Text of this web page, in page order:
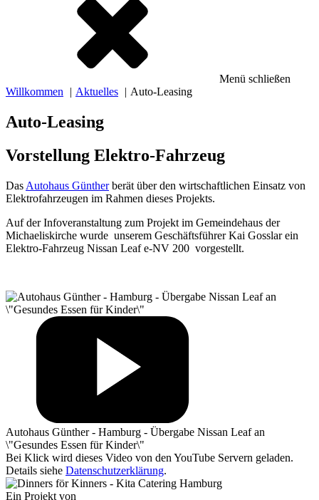
Menü schließen
Willkommen
Aktuelles Auto-Leasing
Auto-Leasing
Vorstellung Elektro-Fahrzeug
Das Autohaus Güntherberät über den wirtschaftlichen Einsatz von
Elektrofahrzeugen im Rahmen dieses Projekts.
Auf der Infoveranstaltung zum Projekt im Gemeindehaus der
Michaeliskirche wurde unserem Geschäftsführer Kai Gosslar ein
Elektro-Fahrzeug Nissan Leaf e-NV 200 vorgestellt.
Autohaus Günther - Hamburg - Übergabe Nissan Leaf an
\"Gesundes Essen für Kinder\"
Bei Klick wird dieses Video von den YouTube Servern geladen.
Details siehe Datenschutzerklärung.
Ein Projekt von